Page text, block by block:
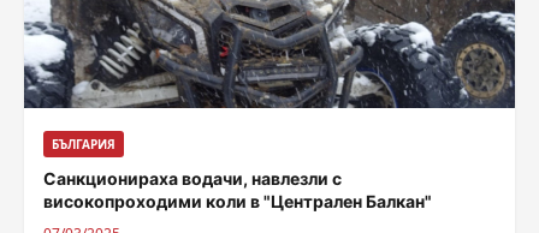
БЪЛГАРИЯ
Санкционираха водачи, навлезли с
високопроходими коли в "Централен Балкан"